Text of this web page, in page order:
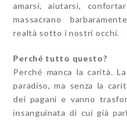
amarsi, aiutarsi,
massacrano
realtà sotto i nostri occhi.
Perché tutto questo?
Perché manca la carità.
paradiso, ma senza la
dei pagani e vanno
insanguinata di cui già